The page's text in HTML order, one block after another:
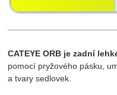
CATEYE ORB je zadní
pomocí pryžového pásku,
a tvary sedlovek.